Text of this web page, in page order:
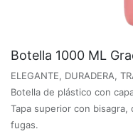
Botella 1000 ML
ELEGANTE, DURADERA,
Botella de plástico con
Tapa superior con
fugas.